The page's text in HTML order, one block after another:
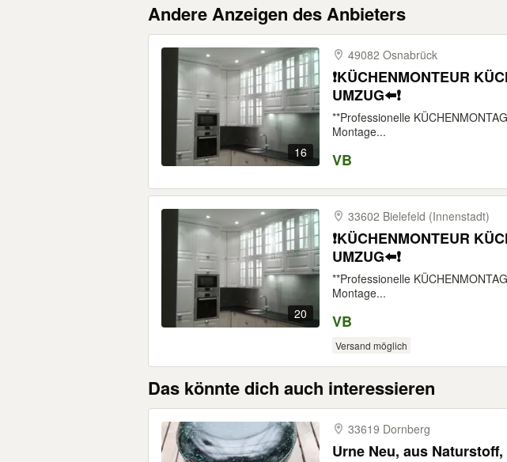
Andere Anzeigen des Anbieters
16
49082 Osnabrück
❗KÜCHENMONTEUR
UMZUG⬅️❗
**Professionelle
Montage...
VB
20
33602 Bielefeld (Innenstadt)
❗KÜCHENMONTEUR
UMZUG⬅️❗
**Professionelle
Montage...
VB
Versand möglich
Das könnte dich auch interessieren
33619 Dornberg
Urne Neu, aus